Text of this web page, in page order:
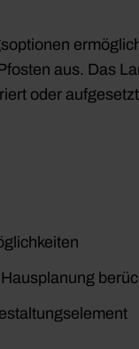
aus. Das
oder